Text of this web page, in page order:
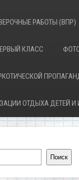
РАБОТЫ (ВПР)
КЛАСС
ОТДЫХА ДЕТЕЙ И
Поиск